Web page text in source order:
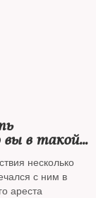
в такой
несколько
с ним в
ареста